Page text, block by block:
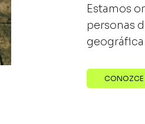
Estamos
personas